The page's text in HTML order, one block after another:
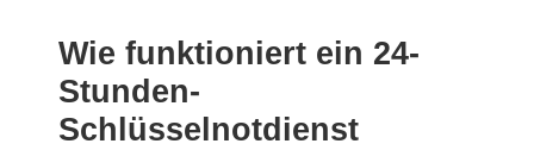
Wie funktioniert ein 24-
Stunden-
Schlüsselnotdienst